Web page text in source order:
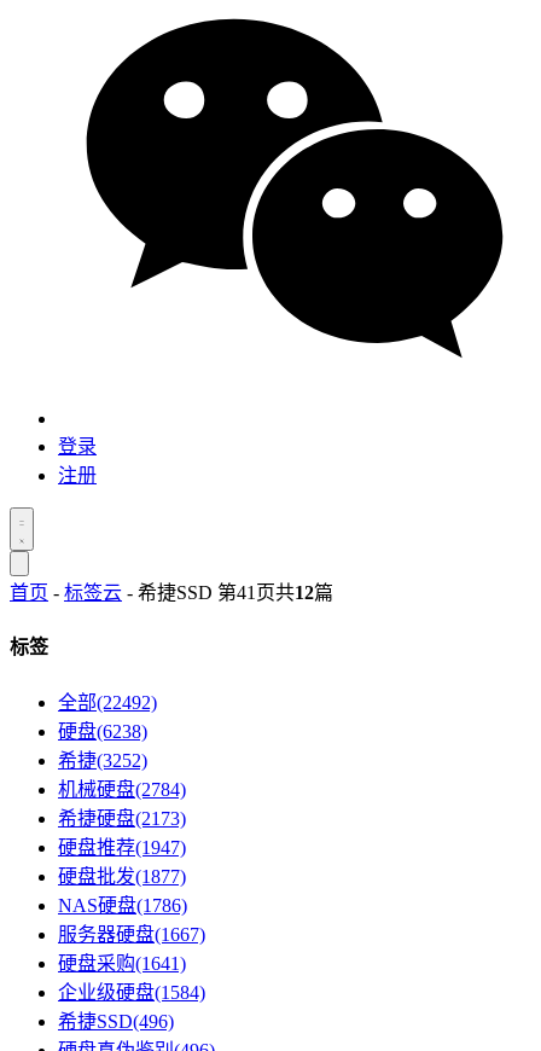
登录
注册
首页 - 标签云 - 希捷SSD 第41页共12篇
标签
全部(22492)
硬盘(6238)
希捷(3252)
机械硬盘(2784)
希捷硬盘(2173)
硬盘推荐(1947)
硬盘批发(1877)
NAS硬盘(1786)
服务器硬盘(1667)
硬盘采购(1641)
企业级硬盘(1584)
希捷SSD(496)